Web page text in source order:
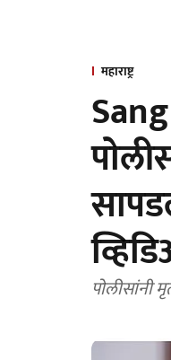
महाराष्ट्र
पाेलीसांनी